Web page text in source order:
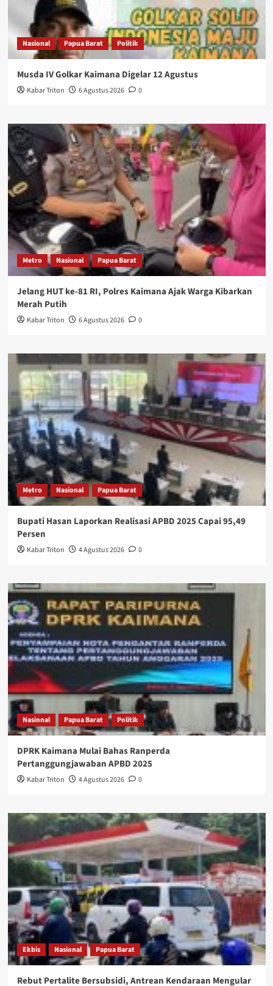
Nasional Papua Barat Politik
Musda IV Golkar Kaimana Digelar 12 Agustus
Kabar Triton 6 Agustus 2026 0
Metro Nasional Papua Barat
Jelang HUT ke-81 RI, Polres Kaimana Ajak Warga Kibarkan
Merah Putih
Kabar Triton 6 Agustus 2026 0
Metro Nasional Papua Barat
Bupati Hasan Laporkan Realisasi APBD 2025 Capai 95,49
Persen
Kabar Triton 4 Agustus 2026 0
Nasional Papua Barat Politik
DPRK Kaimana Mulai Bahas Ranperda
Pertanggungjawaban APBD 2025
Kabar Triton 4 Agustus 2026 0
Ekbis Nasional Papua Barat
Rebut Pertalite Bersubsidi, Antrean Kendaraan Mengular